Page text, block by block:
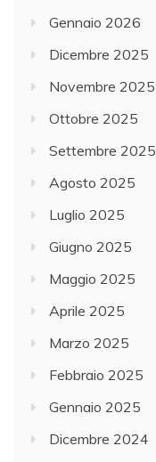
Gennaio 2026
Dicembre 2025
Novembre 2025
Ottobre 2025
Settembre 2025
Agosto 2025
Luglio 2025
Giugno 2025
Maggio 2025
Aprile 2025
Marzo 2025
Febbraio 2025
Gennaio 2025
Dicembre 2024